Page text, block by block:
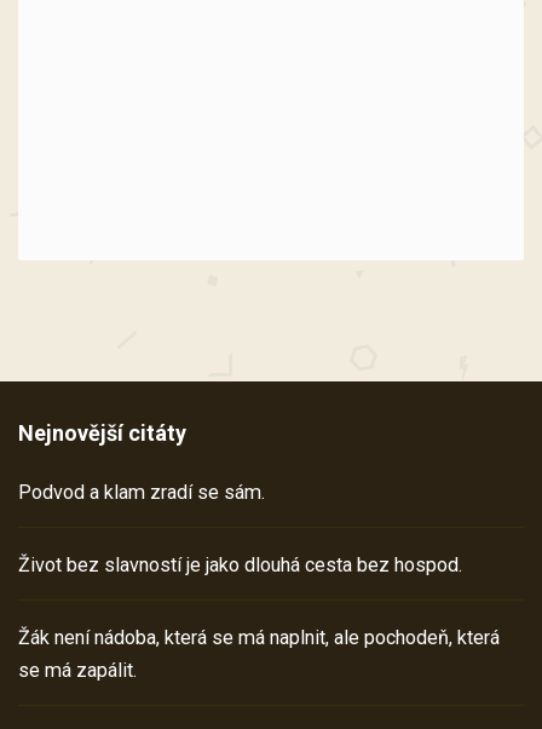
Nejnovější citáty
Podvod a klam zradí se sám.
Život bez slavností je jako dlouhá cesta bez hospod.
Žák není nádoba, která se má naplnit, ale pochodeň, která
se má zapálit.